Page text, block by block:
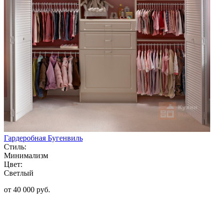
Гардеробная Бугенвиль
Стиль:
Минимализм
Цвет:
Светлый
от 40 000 руб.